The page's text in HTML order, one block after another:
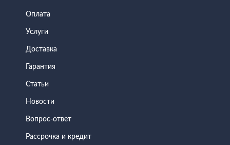
Оплата
Услуги
Доставка
Гарантия
Статьи
Новости
Вопрос-ответ
Рассрочка и кредит